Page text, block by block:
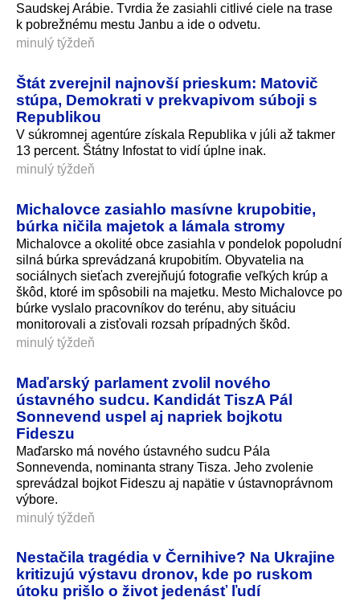
Saudskej Arábie. Tvrdia že zasiahli citlivé ciele na trase
k pobrežnému mestu Janbu a ide o odvetu.
minulý týždeň
Štát zverejnil najnovší prieskum: Matovič
stúpa, Demokrati v prekvapivom súboji s
Republikou
V súkromnej agentúre získala Republika v júli až takmer
13 percent. Štátny Infostat to vidí úplne inak.
minulý týždeň
Michalovce zasiahlo masívne krupobitie,
búrka ničila majetok a lámala stromy
Michalovce a okolité obce zasiahla v pondelok popoludní
silná búrka sprevádzaná krupobitím. Obyvatelia na
sociálnych sieťach zverejňujú fotografie veľkých krúp a
škôd, ktoré im spôsobili na majetku. Mesto Michalovce po
búrke vyslalo pracovníkov do terénu, aby situáciu
monitorovali a zisťovali rozsah prípadných škôd.
minulý týždeň
Maďarský parlament zvolil nového
ústavného sudcu. Kandidát TiszA Pál
Sonnevend uspel aj napriek bojkotu
Fideszu
Maďarsko má nového ústavného sudcu Pála
Sonnevenda, nominanta strany Tisza. Jeho zvolenie
sprevádzal bojkot Fideszu aj napätie v ústavnoprávnom
výbore.
minulý týždeň
Nestačila tragédia v Černihive? Na Ukrajine
kritizujú výstavu dronov, kde po ruskom
útoku prišlo o život jedenásť ľudí